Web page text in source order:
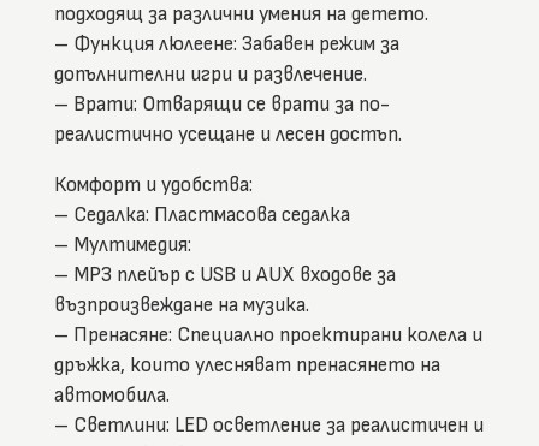
подходящ за различни умения на детето.
– Функция люлеене: Забавен режим за
допълнителни игри и развлечение.
– Врати: Отварящи се врати за по-
реалистично усещане и лесен достъп.
Комфорт и удобства:
– Седалка: Пластмасова седалка
– Мултимедия:
– MP3 плейър с USB и AUX входове за
възпроизвеждане на музика.
– Пренасяне: Специално проектирани колела и
дръжка, които улесняват пренасянето на
автомобила.
– Светлини: LED осветление за реалистичен и